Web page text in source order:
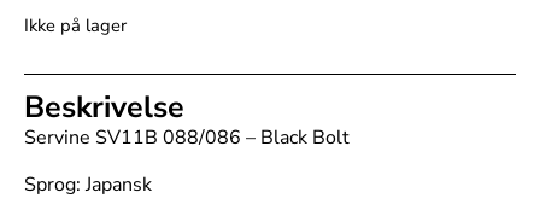
Ikke på lager
Beskrivelse
Servine SV11B 088/086 – Black Bolt
Sprog: Japansk